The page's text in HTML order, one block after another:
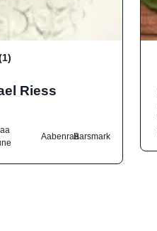
Riess
AabenraaBarsmark